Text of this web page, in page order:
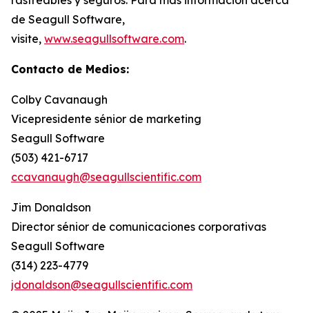
de Seagull Software,
visite, www.seagullsoftware.com.
Contacto de Medios:
Colby Cavanaugh
Vicepresidente sénior de marketing
Seagull Software
(503) 421-6717
ccavanaugh@seagullscientific.com
Jim Donaldson
Director sénior de comunicaciones corporativas
Seagull Software
(314) 223-4779
jdonaldson@seagullscientific.com